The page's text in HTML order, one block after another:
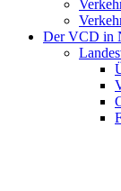
Der VCD in